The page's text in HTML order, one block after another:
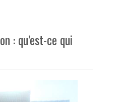
: qu’est-ce qui